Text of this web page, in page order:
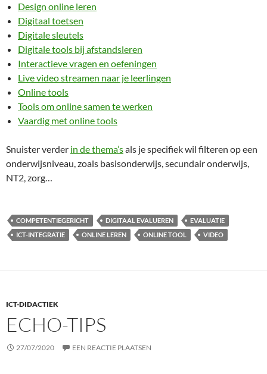
Design online leren
Digitaal toetsen
Digitale sleutels
Digitale tools bij afstandsleren
Interactieve vragen en oefeningen
Live video streamen naar je leerlingen
Online tools
Tools om online samen te werken
Vaardig met online tools
Snuister verder in de thema’sals je specifiek wil filteren op een
onderwijsniveau, zoals basisonderwijs, secundair onderwijs,
NT2, zorg…
COMPETENTIEGERICHT DIGITAAL EVALUEREN
EVALUATIE
ICT-INTEGRATIE
ONLINE LEREN ONLINE TOOL VIDEO
ICT-DIDACTIEK
ECHO-TIPS
27/07/2020 EEN REACTIE PLAATSEN